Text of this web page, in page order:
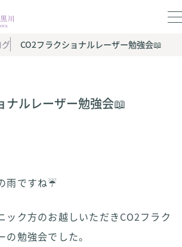
CO2フラクショナルレーザー勉強会📖
ナルレーザー勉強会📖
雨ですね☔️
ック方のお越しいただきCO2フラク
勉強会でした。